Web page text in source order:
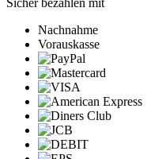
Sicher bezahlen mit
Nachnahme
Vorauskasse